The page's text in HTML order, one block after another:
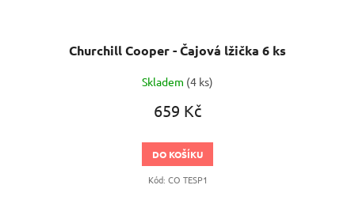
Churchill Cooper - Čajová lžička 6 ks
Skladem (4 ks)
659 Kč
DO KOŠÍKU
Kód: CO TESP1